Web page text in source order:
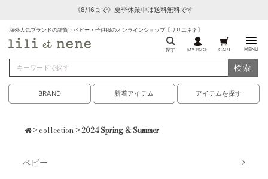
《8/16まで》夏季休業中は送料無料です
海外人気ブランドの雑貨・ベビー・子供服のオンラインショップ【リリエネネ】
探す MY PAGE CART MENU
検索
BRAND 新着アイテム アイテムを探す
>collection> 2024 Spring & Summer
ベビー